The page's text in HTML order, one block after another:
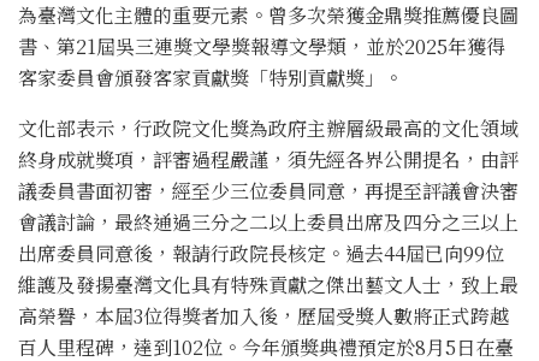
為臺灣文化主體的重要元素。曾多次榮獲金鼎獎推薦優良圖
書、第21屆吳三連獎文學獎報導文學類，並於2025年獲得
客家委員會頒發客家貢獻獎「特別貢獻獎」。
文化部表示，行政院文化獎為政府主辦層級最高的文化領域
終身成就獎項，評審過程嚴謹，須先經各界公開提名，由評
議委員書面初審，經至少三位委員同意，再提至評議會決審
會議討論，最終通過三分之二以上委員出席及四分之三以上
出席委員同意後，報請行政院長核定。過去44屆已向99位
維護及發揚臺灣文化具有特殊貢獻之傑出藝文人士，致上最
高榮譽，本屆3位得獎者加入後，歷屆受獎人數將正式跨越
百人里程碑，達到102位。今年頒獎典禮預定於8月5日在臺